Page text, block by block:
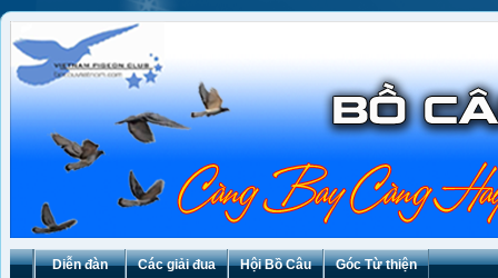
Diễn đàn Các giải đua Hội Bồ Câu Góc Từ thiện